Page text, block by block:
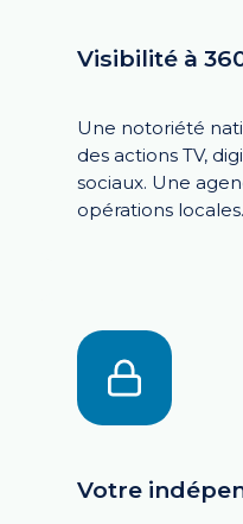
Visibilité à
Une notoriété
des actions TV,
sociaux. Une
opérations locales.
Votre